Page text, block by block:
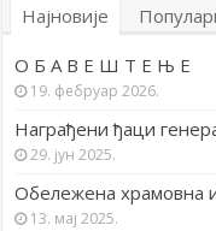
Најновије
О Б А В Е Ш Т Е Њ Е
19. фебруар 2026.
Награђени ђаци
29. јун 2025.
Обележена храмовна
13. мај 2025.